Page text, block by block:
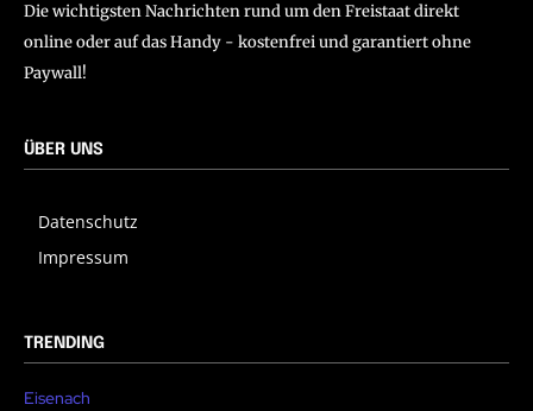
Die wichtigsten Nachrichten rund um den Freistaat direkt
online oder auf das Handy - kostenfrei und garantiert ohne
Paywall!
ÜBER UNS
Datenschutz
Impressum
TRENDING
Eisenach